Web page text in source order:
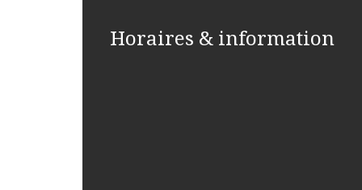
Horaires & information